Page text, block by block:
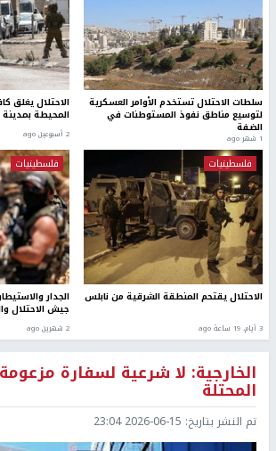
سلطات الاحتلال تستخدم الأوامر العسكرية
لتوسيع مناطق نفوذ المستوطنات في
الضفة
1 شهر ago
الاحتلال يغلق
المحيطة
2 أسبوعين ago
فلسطينيات
الاحتلال يقتحم المنطقة الشرقية من نابلس
3 أيام، 19 ساعة ago
فلسطينيات
جيش الاحتلال
2 شهرين ago
الخارجية: لا شرعية لسفارة
المحتلة
تم النشر بتاريخ: 2026-06-15 23:04